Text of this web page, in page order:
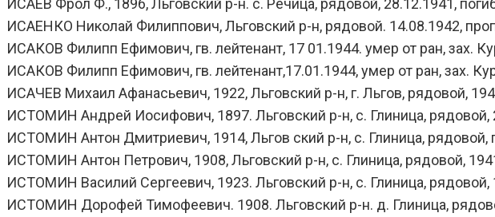
ИСАЕВ Фрол Ф., 1896, Льговский р-н. с. Речица, рядовой, 28.12.1941,
ИСАЕНКО Николай Филиппович, Льговский р-н, рядовой. 14.08.1942,
ИСАКОВ Филипп Ефимович, гв. лейтенант, 17 01.1944. умер от ран, зах.
ИСАКОВ Филипп Ефимович, гв. лейтенант,17.01.1944, умер от ран, зах.
ИСАЧЕВ Михаил Афанасьевич, 1922, Льговский р-н, г. Льгов, рядовой,
ИСТОМИН Андрей Иосифович, 1897. Льговский р-н, с. Глиница, рядовой,
ИСТОМИН Антон Дмитриевич, 1914, Льгов ский р-н, с. Глиница, рядовой,
ИСТОМИН Антон Петрович, 1908, Льговский р-н, с. Глиница, рядовой,
ИСТОМИН Василий Сергеевич, 1923. Льговский р-н, с. Глиница, рядовой,
ИСТОМИН Дорофей Тимофеевич. 1908. Льговский р-н. д. Глиница,